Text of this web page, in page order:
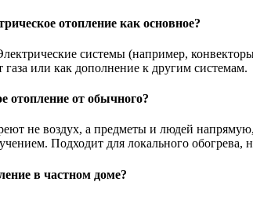
отопление как основное?
системы (например,
газа или как дополнение к другим системам.
отопление от обычного?
не воздух, а предметы и людей
Подходит для локального обогрева,
в частном доме?